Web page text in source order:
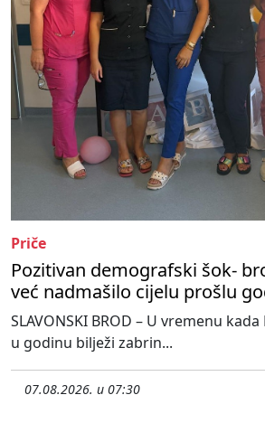
Priče
Pozitivan demografski šok-
već nadmašilo cijelu prošlu
SLAVONSKI BROD – U vremenu
u godinu bilježi zabrin...
07.08.2026. u 07:30